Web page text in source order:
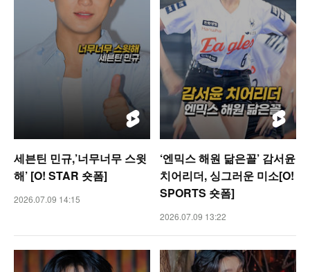
세븐틴 민규,’너무너무 스윗
해’ [O! STAR 숏폼]
2026.07.09 14:15
‘엔믹스 해원 닮은꼴’ 감서윤
치어리더, 싱그러운 미소[O!
SPORTS 숏폼]
2026.07.09 13:22